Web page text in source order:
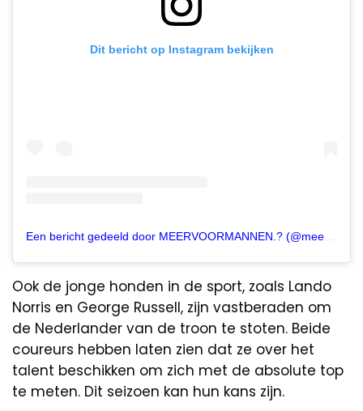
Dit bericht op Instagram bekijken
Ook de jonge honden in de sport, zoals Lando
Norris en George Russell, zijn vastberaden om
de Nederlander van de troon te stoten. Beide
coureurs hebben laten zien dat ze over het
talent beschikken om zich met de absolute top
te meten. Dit seizoen kan hun kans zijn.